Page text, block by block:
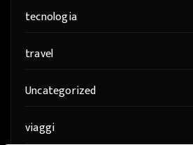
tecnologia
travel
Uncategorized
viaggi